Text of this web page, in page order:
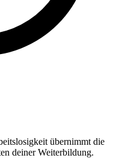
übernimmt die
deiner Weiterbildung.